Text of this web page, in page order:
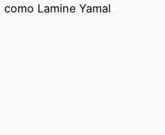
Lamine Yamal